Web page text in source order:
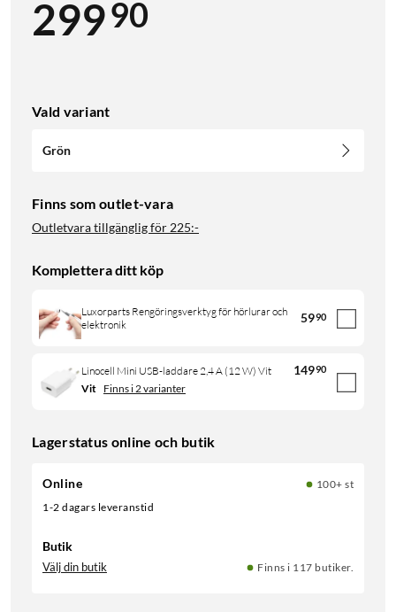
29990
Vald variant
Grön
Finns som outlet-vara
Outletvara tillgänglig för225:-
Komplettera ditt köp
Luxorparts Rengöringsverktyg för hörlurar och
elektronik
5990
Linocell Mini USB-laddare 2,4 A (12 W) Vit 14990
Vit Finns i 2 varianter
Lagerstatus online och butik
Online
100+ st
1-2 dagars leveranstid
Butik
Välj din butik Finns i 117 butiker.